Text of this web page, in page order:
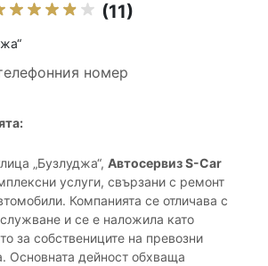
(11)
номер
„Бузлуджа“, Автосервиз S-Car
услуги, свързани с ремонт
Компанията се отличава с
и се е наложила като
за собствениците на превозни
Основната дейност обхваща